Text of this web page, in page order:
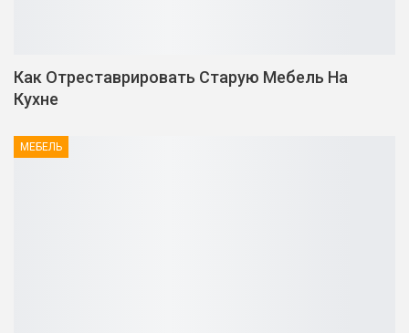
Как Отреставрировать Старую Мебель На
Кухне
МЕБЕЛЬ